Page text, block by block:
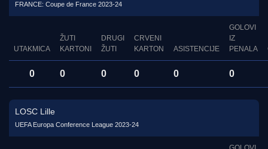
FRANCE: Coupe de France 2023-24
UTAKMICA
ŽUTI
KARTONI
DRUGI
ŽUTI
CRVENI
KARTON
ASISTENCIJE
GOLOVI
IZ
PENALA
0 0 0 0 0 0
LOSC Lille
UEFA Europa Conference League 2023-24